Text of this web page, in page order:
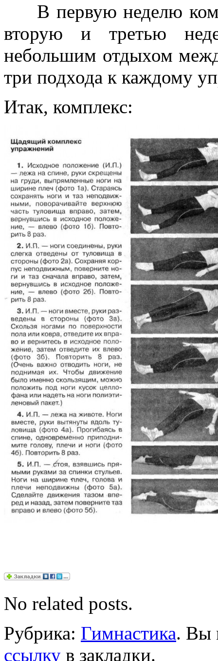
В первую неделю
вторую и третью
небольшим отдыхом
три подхода к каждому
Итак, комплекс:
No related posts.
Рубрика: Гимнастика. Вы
ссылку в закладки.